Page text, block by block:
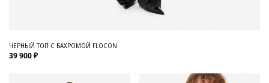
ЧЕРНЫЙ ТОП С БАХРОМОЙ FLOCON
39 900 ₽